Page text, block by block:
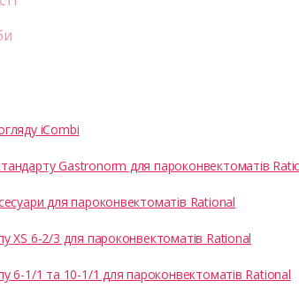
iCombi
Gastronorm для пароконвектоматів
для пароконвектоматів Rational
XS 6-2/3 для пароконвектоматів Rational
6-1/1 та 10-1/1 для пароконвектоматів Rational